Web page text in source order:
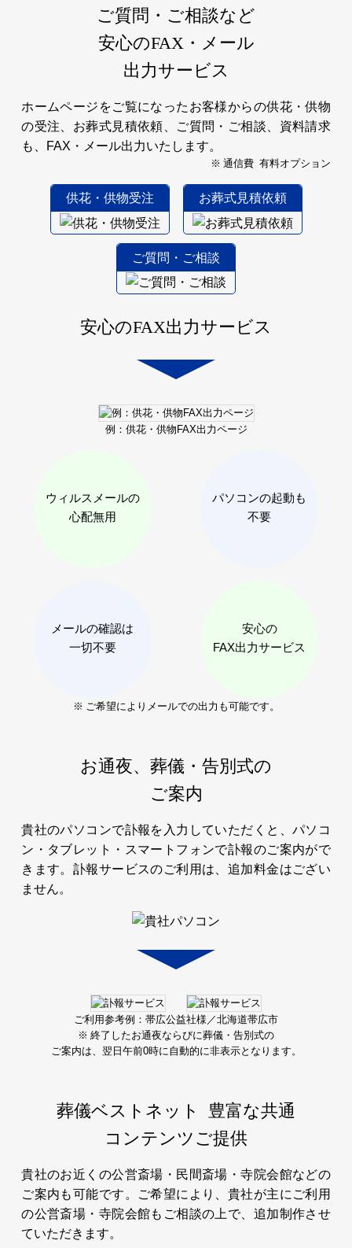
ご質問・ご相談など
安心のFAX・メール
出力サービス
ホームページをご覧になったお客様からの供花・供物
の受注、お葬式見積依頼、ご質問・ご相談、資料請求
も、FAX・メール出力いたします。
※ 通信費 有料オプション
供花・供物受注 お葬式見積依頼
ご質問・ご相談
安心のFAX出力サービス
例：供花・供物 FAX出力ページ
ウィルスメールの
心配無用
メールの確認は
一切不要
パソコンの起動も
不要
安心の
FAX出力サービス
※ ご希望によりメールでの出力も可能です。
お通夜、葬儀・告別式の
ご案内
貴社のパソコンで訃報を入力していただくと、パソコ
ン・タブレット・スマートフォンで訃報のご案内がで
きます。訃報サービスのご利用は、追加料金はござい
ません。
ご利用参考例：帯広公益社様／北海道帯広市
※ 終了したお通夜ならびに葬儀・告別式の
ご案内は、 翌日午前0時に自動的に非表示となります。
葬儀ベストネット
豊富な共通
コンテンツご提供
貴社のお近くの公営斎場・民間斎場・寺院会館などの
ご案内も可能です。ご希望により、貴社が主にご利用
の公営斎場・寺院会館もご相談の上で、追加制作させ
ていただきます。